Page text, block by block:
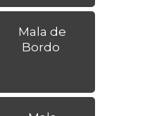
Mala de
Bordo